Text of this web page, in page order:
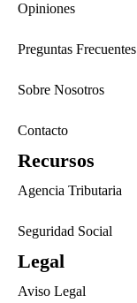
Opiniones
Preguntas Frecuentes
Sobre Nosotros
Contacto
Recursos
Agencia Tributaria
Seguridad Social
Legal
Aviso Legal